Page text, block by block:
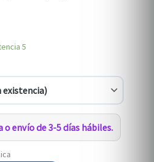
5
envío de 3-5 días hábiles.